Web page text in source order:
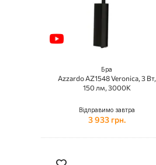
Бра
Azzardo AZ1548 Veronica, 3 Вт,
150 лм, 3000K
Відправимо завтра
3 933 грн.